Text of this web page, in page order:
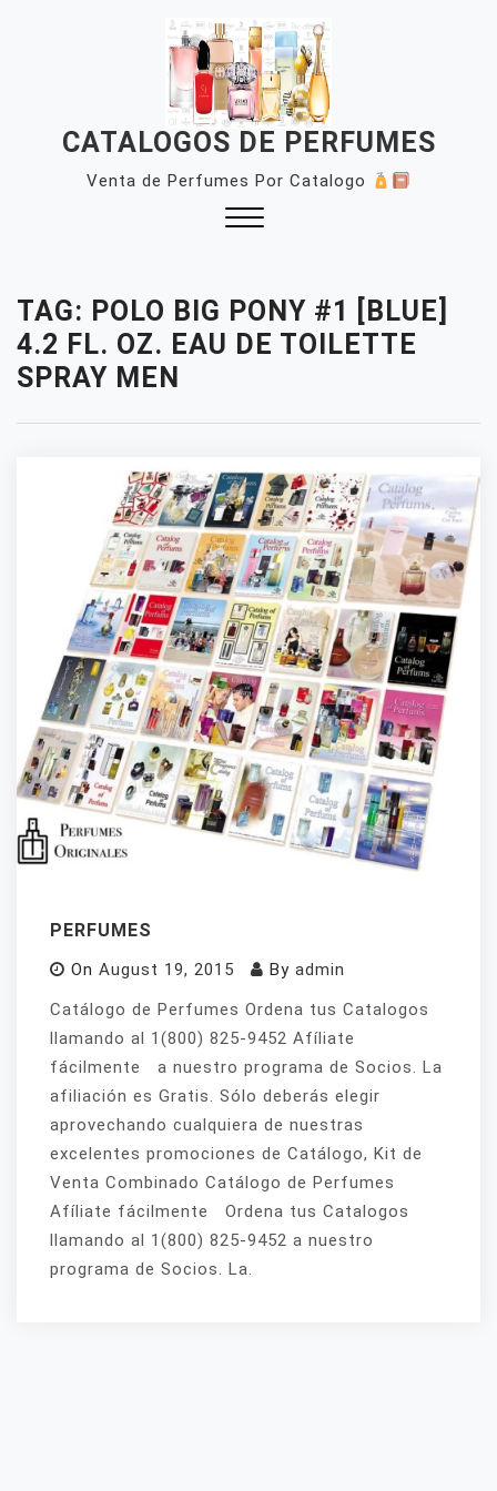
CATALOGOS DE PERFUMES
Venta de Perfumes Por Catalogo
TAG: POLO BIG PONY #1 [BLUE]
4.2 FL. OZ. EAU DE TOILETTE
SPRAY MEN
PERFUMES
On August 19, 2015 By admin
Catálogo de Perfumes Ordena tus Catalogos
llamando al 1(800) 825-9452 Afíliate
fácilmente a nuestro programa de Socios. La
afiliación es Gratis. Sólo deberás elegir
aprovechando cualquiera de nuestras
excelentes promociones de Catálogo, Kit de
Venta Combinado Catálogo de Perfumes
Afíliate fácilmente Ordena tus Catalogos
llamando al 1(800) 825-9452 a nuestro
programa de Socios. La.